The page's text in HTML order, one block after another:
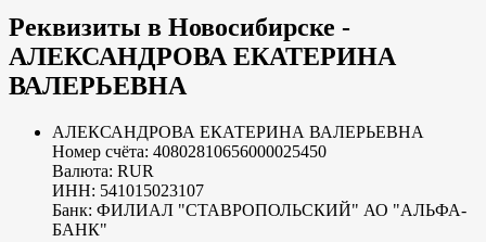
Реквизиты в Новосибирске -
АЛЕКСАНДРОВА ЕКАТЕРИНА
ВАЛЕРЬЕВНА
АЛЕКСАНДРОВА ЕКАТЕРИНА ВАЛЕРЬЕВНА
Номер счёта: 40802810656000025450
Валюта: RUR
ИНН: 541015023107
Банк: ФИЛИАЛ "СТАВРОПОЛЬСКИЙ" АО "АЛЬФА-
БАНК"